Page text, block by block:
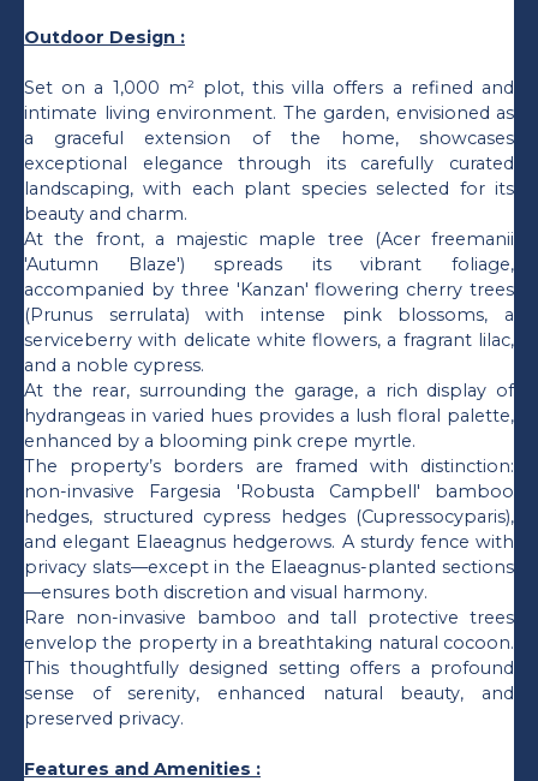
Outdoor Design :
Set on a 1,000 m² plot, this villa offers a refined and
intimate living environment. The garden, envisioned as
a graceful extension of the home, showcases
exceptional elegance through its carefully curated
landscaping, with each plant species selected for its
beauty and charm.
At the front, a majestic maple tree (Acer freemanii
'Autumn Blaze') spreads its vibrant foliage,
accompanied by three 'Kanzan' flowering cherry trees
(Prunus serrulata) with intense pink blossoms, a
serviceberry with delicate white flowers, a fragrant lilac,
and a noble cypress.
At the rear, surrounding the garage, a rich display of
hydrangeas in varied hues provides a lush floral palette,
enhanced by a blooming pink crepe myrtle.
The property’s borders are framed with distinction:
non-invasive Fargesia 'Robusta Campbell' bamboo
hedges, structured cypress hedges (Cupressocyparis),
and elegant Elaeagnus hedgerows. A sturdy fence with
privacy slats—except in the Elaeagnus-planted sections
—ensures both discretion and visual harmony.
Rare non-invasive bamboo and tall protective trees
envelop the property in a breathtaking natural cocoon.
This thoughtfully designed setting offers a profound
sense of serenity, enhanced natural beauty, and
preserved privacy.
Features and Amenities :